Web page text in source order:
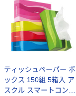
ティッシュペーパー ボ
ックス 150組 5箱入 ア
スクル スマートコンパ